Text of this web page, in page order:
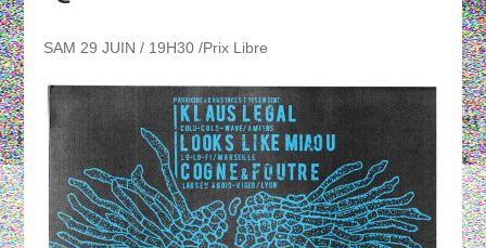
SAM 29 JUIN / 19H30 /Prix Libre